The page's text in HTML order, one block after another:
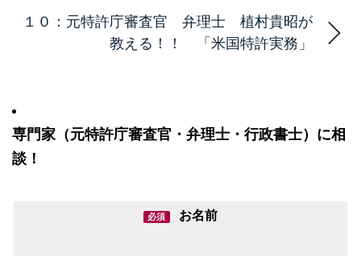
１０：元特許庁審査官 弁理士 植村貴昭が
教える！！ 「米国特許実務」
専門家（元特許庁審査官・弁理士・行政書士）に相
談！
必須 お名前